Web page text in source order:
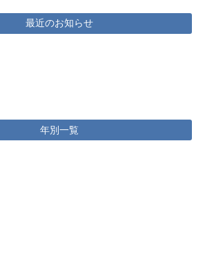
最近のお知らせ
年別一覧